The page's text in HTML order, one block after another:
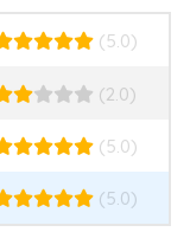
(5.0)
(2.0)
(5.0)
(5.0)